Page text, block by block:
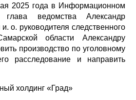
2025 года в Информационном
ведомства Александр
о. руководителя следственного
области Александру
производство по уголовному
расследование и направить
холдинг «Град»